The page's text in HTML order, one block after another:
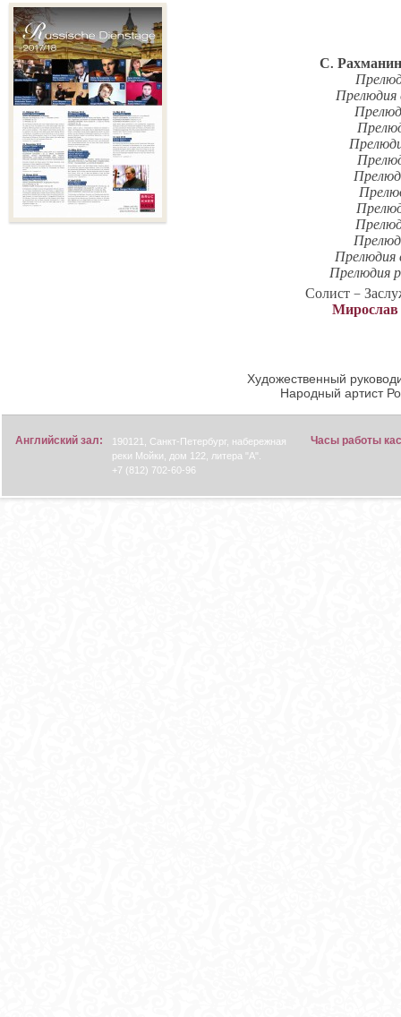
С.
Прелюдия
Прелюдия
Прелюдия
Солист –
Художественный
Народный артист
Английский зал:
190121, Санкт-Петербург, набережная
реки Мойки, дом 122, литера "А".
+7 (812) 702-60-96
Часы работы